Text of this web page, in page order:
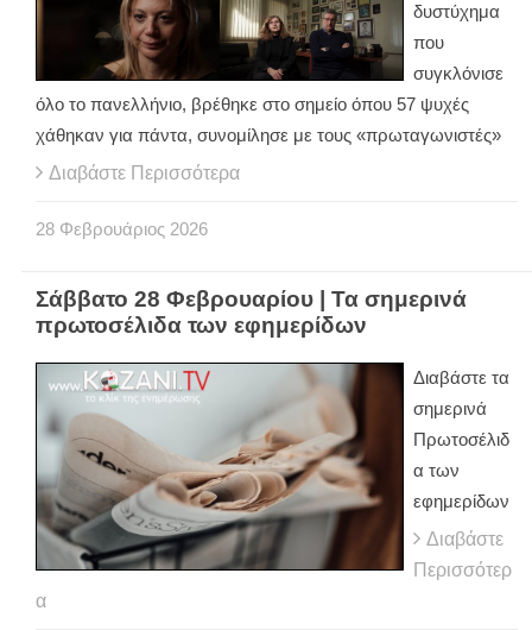
δυστύχημα
που
συγκλόνισε
όλο το πανελλήνιο, βρέθηκε στο σημείο όπου 57 ψυχές
χάθηκαν για πάντα, συνομίλησε με τους «πρωταγωνιστές»
Διαβάστε Περισσότερα
28 Φεβρουάριος 2026
Σάββατο 28 Φεβρουαρίου | Τα σημερινά
πρωτοσέλιδα των εφημερίδων
Διαβάστε τα
σημερινά
Πρωτοσέλιδ
α των
εφημερίδων
Διαβάστε
Περισσότερ
α